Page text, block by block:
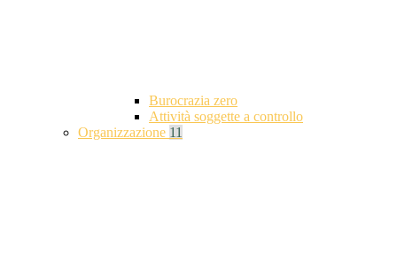
Burocrazia zero
Attività soggette a controllo
Organizzazione 11